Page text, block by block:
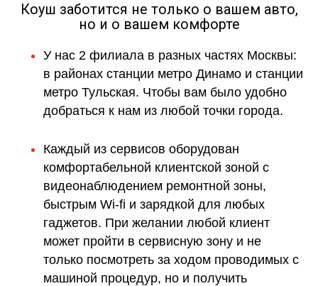
Коуш заботится не только о вашем авто,
но и о вашем комфорте
У нас 2 филиала в разных частях Москвы:
в районах станции метро Динамо и станции
метро Тульская. Чтобы вам было удобно
добраться к нам из любой точки города.
Каждый из сервисов оборудован
комфортабельной клиентской зоной с
видеонаблюдением ремонтной зоны,
быстрым Wi-fi и зарядкой для любых
гаджетов. При желании любой клиент
может пройти в сервисную зону и не
только посмотреть за ходом проводимых с
машиной процедур, но и получить